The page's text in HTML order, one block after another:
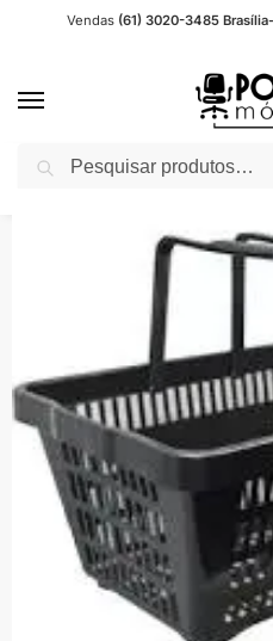
Vendas (61) 3020-3485
Início Acessórios e outros / Cesto